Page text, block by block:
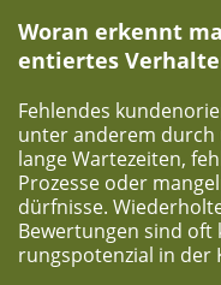
Wor­an erkennt
en­tier­tes
Feh­len­des
unter ande­rem
lan­ge War­te­zei­ten,
Pro­zes­se oder
dürf­nis­se.
Bewer­tun­gen sind oft
rungs­po­ten­zi­al in der